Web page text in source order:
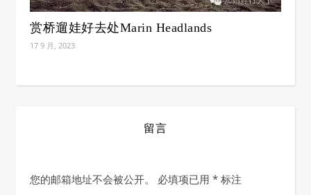
赏桥遛娃好去处Marin Headlands
17 9 月, 2023
留言
您的邮箱地址不会被公开。 必填项已用 * 标注